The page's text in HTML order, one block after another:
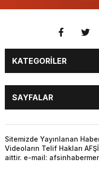
KATEGORİLER
EĞİTİM
GÜNCEL
SİYASET
KÜNYE
SAYFALAR
GÜNCEL
SİYASET
KÜNYE
Sitemizde Yayınlanan
Videoların Telif Hakları
aittir. e-mail: